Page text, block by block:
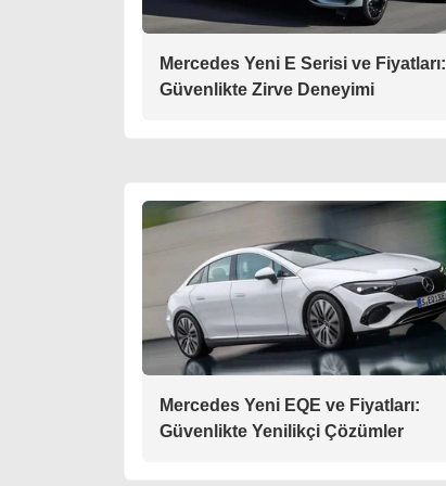
Mercedes Yeni E Serisi ve Fiyatları:
Güvenlikte Zirve Deneyimi
Mercedes Yeni EQE ve Fiyatları:
Güvenlikte Yenilikçi Çözümler